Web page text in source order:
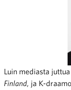
Luin mediasta
Finland, ja K-